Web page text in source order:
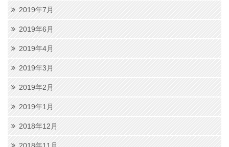
2019年7月
2019年6月
2019年4月
2019年3月
2019年2月
2019年1月
2018年12月
2018年11月